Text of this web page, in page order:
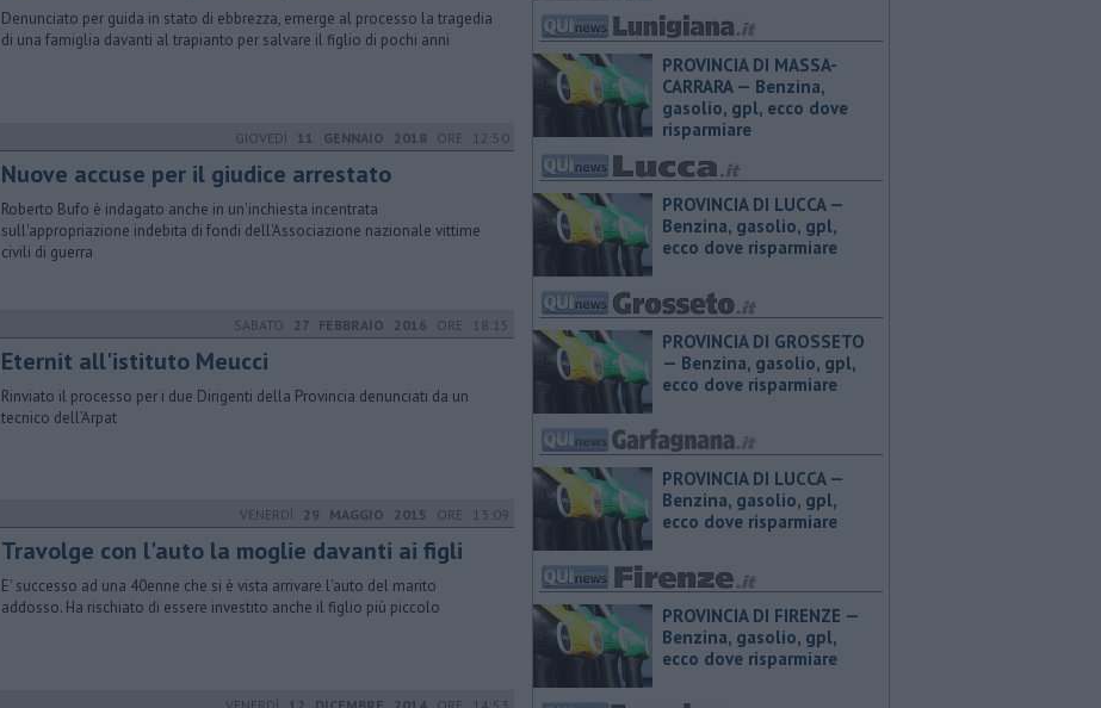
Denunciato per guida in stato di ebbrezza, emerge al processo la tragedia
di una famiglia davanti al trapianto per salvare il figlio di pochi anni
GIOVEDÌ 11 GENNAIO 2018 ORE 12:50
Nuove accuse per il giudice arrestato
Roberto Bufo è indagato anche in un'inchiesta incentrata
sull'appropriazione indebita di fondi dell'Associazione nazionale vittime
civili di guerra
SABATO 27 FEBBRAIO 2016 ORE 18:15
Eternit all'istituto Meucci
Rinviato il processo per i due Dirigenti della Provincia denunciati da un
tecnico dell’Arpat
VENERDÌ 29 MAGGIO 2015 ORE 13:09
Travolge con l'auto la moglie davanti ai figli
E' successo ad una 40enne che si è vista arrivare l'auto del marito
addosso. Ha rischiato di essere investito anche il figlio più piccolo
PROVINCIA DI MASSA-
CARRARA — ​Benzina,
gasolio, gpl, ecco dove
risparmiare
PROVINCIA DI LUCCA — ​
Benzina, gasolio, gpl,
ecco dove risparmiare
PROVINCIA DI GROSSETO
— ​Benzina, gasolio, gpl,
ecco dove risparmiare
PROVINCIA DI LUCCA — ​
Benzina, gasolio, gpl,
ecco dove risparmiare
PROVINCIA DI FIRENZE — ​
Benzina, gasolio, gpl,
ecco dove risparmiare